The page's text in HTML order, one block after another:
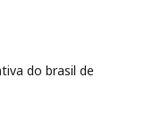
do brasil de